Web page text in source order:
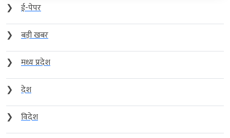
❯
ई-पेपर
❯
बड़ी खबर
❯
मध्य प्रदेश
❯
देश
❯
विदेश